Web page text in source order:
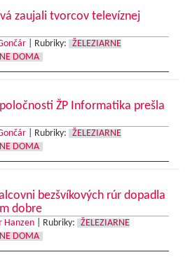
zaujali tvorcov televíznej
Rubriky:
ŽELEZIARNE
DOMA
ŽP Informatika prešla
Rubriky:
ŽELEZIARNE
DOMA
bezšvíkových rúr dopadla
dobre
Hanzen Rubriky:
ŽELEZIARNE
DOMA